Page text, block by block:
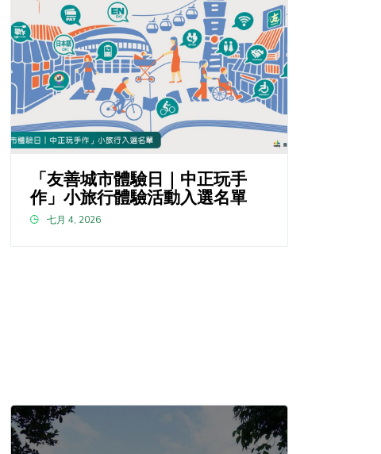
「友善城市體驗日｜中正玩手
作」小旅行體驗活動入選名單
七月 4, 2026